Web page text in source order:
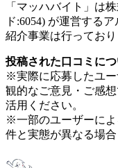
「マッハバイト」は
ド:6054) が運営する
紹介事業は行っており
投稿された口コミに
※実際に応募したユ
観的なご意見・ご感
活用ください。
※一部のユーザーに
件と実態が異なる場合